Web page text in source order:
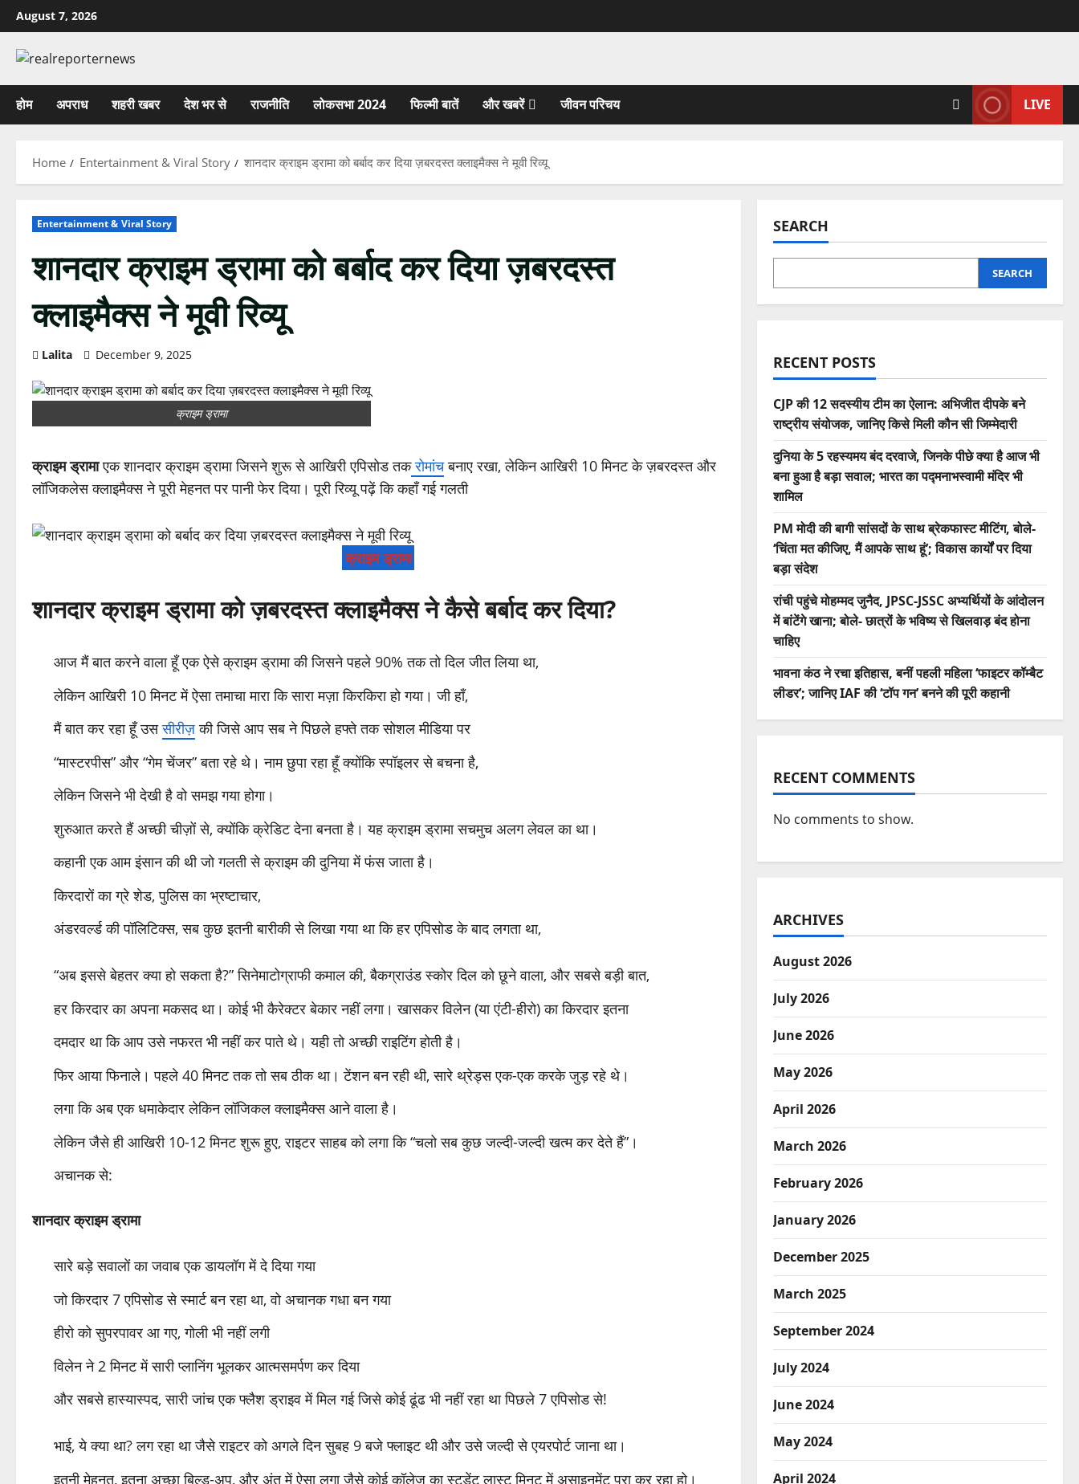
Skip
to
content
August 7, 2026
होम अपराध शहरी खबर देश भर से राजनीति लोकसभा 2024 फिल्मी बातें और खबरें जीवन परिचय LIVE
Home Entertainment & Viral Story शानदार क्राइम ड्रामा को बर्बाद कर दिया ज़बरदस्त क्लाइमैक्स ने मूवी रिव्यू
Entertainment & Viral Story
शानदार क्राइम ड्रामा को बर्बाद कर दिया ज़बरदस्त
क्लाइमैक्स ने मूवी रिव्यू
Lalita December 9, 2025
क्राइम ड्रामा
क्राइम ड्रामाएक शानदार क्राइम ड्रामा जिसने शुरू से आखिरी एपिसोड तकरोमांचबनाए रखा, लेकिन आखिरी 10 मिनट के ज़बरदस्त और
लॉजिकलेस क्लाइमैक्स ने पूरी मेहनत पर पानी फेर दिया। पूरी रिव्यू पढ़ें कि कहाँ गई गलती
क्राइम ड्रामा
शानदार क्राइम ड्रामा को ज़बरदस्त क्लाइमैक्स ने कैसे बर्बाद कर दिया?
आज मैं बात करने वाला हूँ एक ऐसे क्राइम ड्रामा की जिसने पहले 90% तक तो दिल जीत लिया था,
लेकिन आखिरी 10 मिनट में ऐसा तमाचा मारा कि सारा मज़ा किरकिरा हो गया। जी हाँ,
मैं बात कर रहा हूँ उससीरीज़की जिसे आप सब ने पिछले हफ्ते तक सोशल मीडिया पर
“मास्टरपीस” और “गेम चेंजर” बता रहे थे। नाम छुपा रहा हूँ क्योंकि स्पॉइलर से बचना है,
लेकिन जिसने भी देखी है वो समझ गया होगा।
शुरुआत करते हैं अच्छी चीज़ों से, क्योंकि क्रेडिट देना बनता है। यह क्राइम ड्रामा सचमुच अलग लेवल का था।
कहानी एक आम इंसान की थी जो गलती से क्राइम की दुनिया में फंस जाता है।
किरदारों का ग्रे शेड, पुलिस का भ्रष्टाचार,
अंडरवर्ल्ड की पॉलिटिक्स, सब कुछ इतनी बारीकी से लिखा गया था कि हर एपिसोड के बाद लगता था,
“अब इससे बेहतर क्या हो सकता है?” सिनेमाटोग्राफी कमाल की, बैकग्राउंड स्कोर दिल को छूने वाला, और सबसे बड़ी बात,
हर किरदार का अपना मकसद था। कोई भी कैरेक्टर बेकार नहीं लगा। खासकर विलेन (या एंटी-हीरो) का किरदार इतना
दमदार था कि आप उसे नफरत भी नहीं कर पाते थे। यही तो अच्छी राइटिंग होती है।
फिर आया फिनाले। पहले 40 मिनट तक तो सब ठीक था। टेंशन बन रही थी, सारे थ्रेड्स एक-एक करके जुड़ रहे थे।
लगा कि अब एक धमाकेदार लेकिन लॉजिकल क्लाइमैक्स आने वाला है।
लेकिन जैसे ही आखिरी 10-12 मिनट शुरू हुए, राइटर साहब को लगा कि “चलो सब कुछ जल्दी-जल्दी खत्म कर देते हैं”।
अचानक से:
शानदार क्राइम ड्रामा
सारे बड़े सवालों का जवाब एक डायलॉग में दे दिया गया
जो किरदार 7 एपिसोड से स्मार्ट बन रहा था, वो अचानक गधा बन गया
हीरो को सुपरपावर आ गए, गोली भी नहीं लगी
विलेन ने 2 मिनट में सारी प्लानिंग भूलकर आत्मसमर्पण कर दिया
और सबसे हास्यास्पद, सारी जांच एक फ्लैश ड्राइव में मिल गई जिसे कोई ढूंढ भी नहीं रहा था पिछले 7 एपिसोड से!
भाई, ये क्या था? लग रहा था जैसे राइटर को अगले दिन सुबह 9 बजे फ्लाइट थी और उसे जल्दी से एयरपोर्ट जाना था।
इतनी मेहनत, इतना अच्छा बिल्ड-अप, और अंत में ऐसा लगा जैसे कोई कॉलेज का स्टूडेंट लास्ट मिनट में असाइनमेंट पूरा कर रहा हो।
SEARCH
SEARCH
RECENT POSTS
CJP की 12 सदस्यीय टीम का ऐलान: अभिजीत दीपके बने
राष्ट्रीय संयोजक, जानिए किसे मिली कौन सी जिम्मेदारी
दुनिया के 5 रहस्यमय बंद दरवाजे, जिनके पीछे क्या है आज भी
बना हुआ है बड़ा सवाल; भारत का पद्मनाभस्वामी मंदिर भी
शामिल
PM मोदी की बागी सांसदों के साथ ब्रेकफास्ट मीटिंग, बोले-
‘चिंता मत कीजिए, मैं आपके साथ हूं’; विकास कार्यों पर दिया
बड़ा संदेश
रांची पहुंचे मोहम्मद जुनैद, JPSC-JSSC अभ्यर्थियों के आंदोलन
में बांटेंगे खाना; बोले- छात्रों के भविष्य से खिलवाड़ बंद होना
चाहिए
भावना कंठ ने रचा इतिहास, बनीं पहली महिला ‘फाइटर कॉम्बैट
लीडर’; जानिए IAF की ‘टॉप गन’ बनने की पूरी कहानी
RECENT COMMENTS
No comments to show.
ARCHIVES
August 2026
July 2026
June 2026
May 2026
April 2026
March 2026
February 2026
January 2026
December 2025
March 2025
September 2024
July 2024
June 2024
May 2024
April 2024